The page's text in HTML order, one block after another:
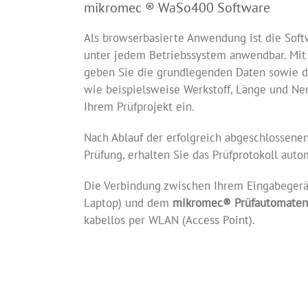
mikromec ® WaSo400 Software
Als browserbasierte Anwendung ist die
unter jedem Betriebssystem anwendbar.
geben Sie die grundlegenden Daten sowie
wie beispielsweise Werkstoff, Länge und
Ihrem Prüfprojekt ein.
Nach Ablauf der erfolgreich
Prüfung, erhalten Sie das Prüfprotokoll
Die Verbindung zwischen Ihrem
Laptop) und dem mikromec®
kabellos per WLAN (Access Point).